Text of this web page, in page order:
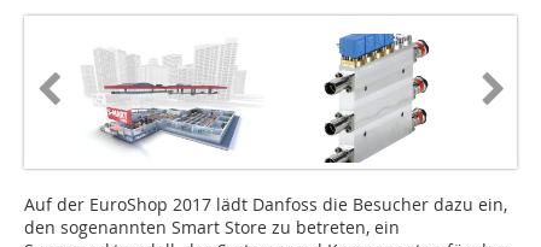
Auf der EuroShop 2017 lädt Danfoss die Besucher dazu ein,
den sogenannten Smart Store zu betreten, ein